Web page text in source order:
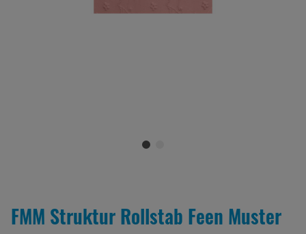
FMM Struktur Rollstab Feen Muster